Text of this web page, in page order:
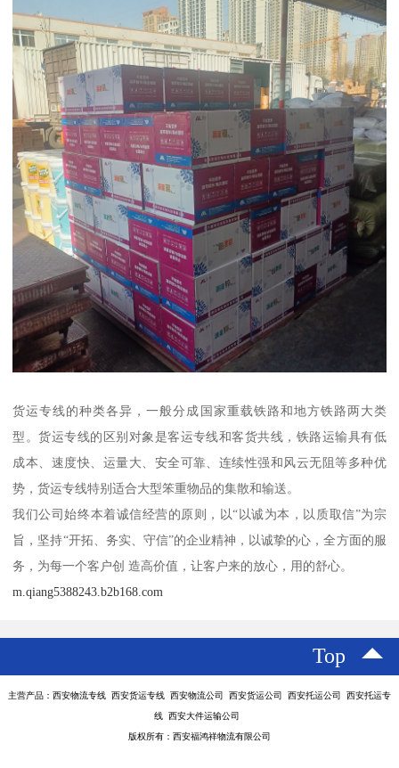
货运专线的种类各异，一般分成国家重载铁路和地方铁路两大类
型。货运专线的区别对象是客运专线和客货共线，铁路运输具有低
成本、速度快、运量大、安全可靠、连续性强和风云无阻等多种优
势，货运专线特别适合大型笨重物品的集散和输送。
我们公司始终本着诚信经营的原则，以“以诚为本，以质取信”为宗
旨，坚持“开拓、务实、守信”的企业精神，以诚挚的心，全方面的服
务，为每一个客户创 造高价值，让客户来的放心，用的舒心。
m.qiang5388243.b2b168.com
Top
主营产品：西安物流专线 西安货运专线 西安物流公司 西安货运公司 西安托运公司 西安托运专
线 西安大件运输公司
版权所有：西安福鸿祥物流有限公司